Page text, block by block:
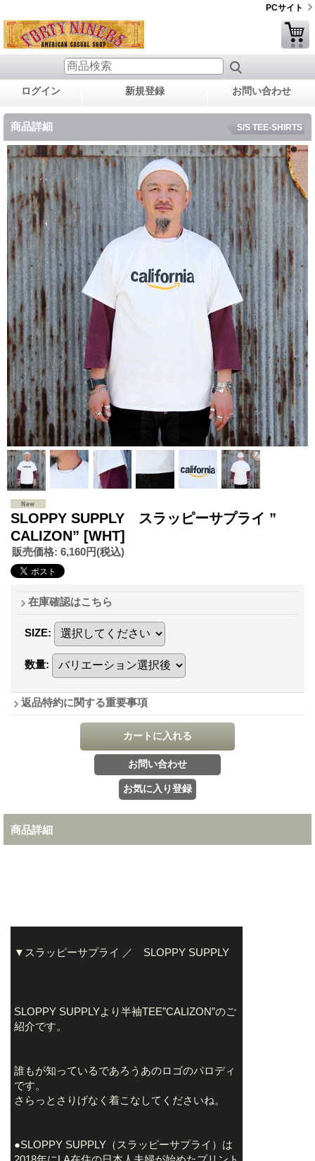
PCサイト
ログイン 新規登録 お問い合わせ
商品詳細 S/S TEE-SHIRTS
SLOPPY SUPPLY スラッピーサプライ ”
CALIZON” [WHT]
販売価格: 6,160円(税込)
在庫確認はこちら
SIZE:
数量:
返品特約に関する重要事項
商品詳細
▼スラッピーサプライ ／ SLOPPY SUPPLY
SLOPPY SUPPLYより半袖TEE”CALIZON”のご
紹介です。
誰もが知っているであろうあのロゴのパロディ
です。
さらっとさりげなく着こなしてくださいね。
●SLOPPY SUPPLY（スラッピーサプライ）は